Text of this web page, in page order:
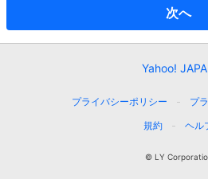
次へ
Yahoo!
プライバシーポリシー
プ
規約
ヘル
© LY